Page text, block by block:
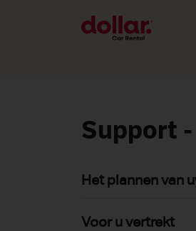
Support
Het plannen van
Voor u vertrekt